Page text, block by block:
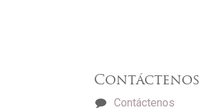
Contáctenos
Contáctenos